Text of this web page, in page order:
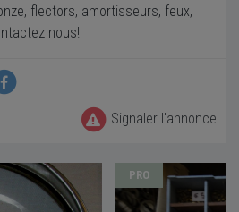
flectors, amortisseurs, feux,
nous!
Signaler l'annonce
PRO